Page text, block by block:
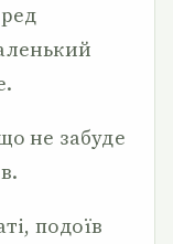
не забуде
подоїв